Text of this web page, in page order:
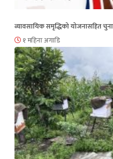
व्यावसायिक समृद्धिको योजनासहित
१ महिना अगाडि